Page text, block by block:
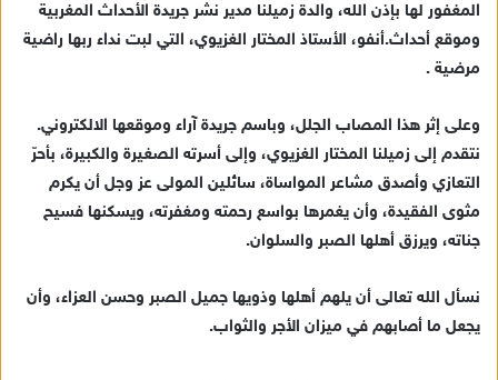
ر
ي
إ
ل
ك
ت
ا
المغفور لها بإذن الله، والدة زميلنا مدير نشر جريدة الأحداث المغربية
وموقع أحداث.أنفو، الأستاذ المختار الغزيوي، التي لبت نداء ربها راضية
مرضية .
وعلى إثر هذا المصاب الجلل، وباسم جريدة آراء وموقعها الالكتروني.
نتقدم إلى زميلنا المختار الغزيوي، وإلى أسرته الصغيرة والكبيرة، بأحرّ
التعازي وأصدق مشاعر المواساة، سائلين المولى عز وجل أن يكرم
مثوى الفقيدة، وأن يغمرها بواسع رحمته ومغفرته، ويسكنها فسيح
جناته، ويرزق أهلها الصبر والسلوان.
نسأل الله تعالى أن يلهم أهلها وذويها جميل الصبر وحسن العزاء، وأن
يجعل ما أصابهم في ميزان الأجر والثواب.